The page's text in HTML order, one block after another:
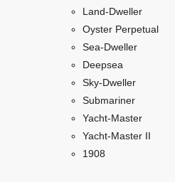
Land-Dweller
Oyster Perpetual
Sea-Dweller
Deepsea
Sky-Dweller
Submariner
Yacht-Master
Yacht-Master II
1908